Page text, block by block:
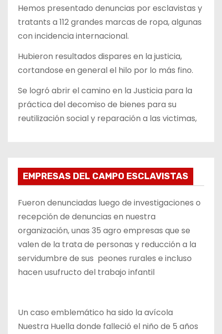
Hemos presentado denuncias por esclavistas y
tratants a 112 grandes marcas de ropa, algunas
con incidencia internacional.
Hubieron resultados dispares en la justicia,
cortandose en general el hilo por lo más fino.
Se logró abrir el camino en la Justicia para la
práctica del decomiso de bienes para su
reutilización social y reparación a las victimas,
EMPRESAS DEL CAMPO ESCLAVISTAS
Fueron denunciadas luego de investigaciones o
recepción de denuncias en nuestra
organización, unas 35 agro empresas que se
valen de la trata de personas y reducción a la
servidumbre de sus peones rurales e incluso
hacen usufructo del trabajo infantil
Un caso emblemático ha sido la avícola
Nuestra Huella donde falleció el niño de 5 años